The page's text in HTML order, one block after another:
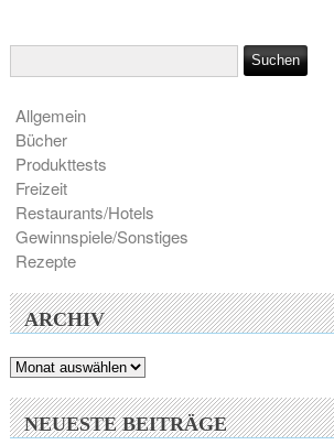
Allgemein
Bücher
Produkttests
Freizeit
Restaurants/Hotels
Gewinnspiele/Sonstiges
Rezepte
ARCHIV
Archiv
NEUESTE BEITRÄGE